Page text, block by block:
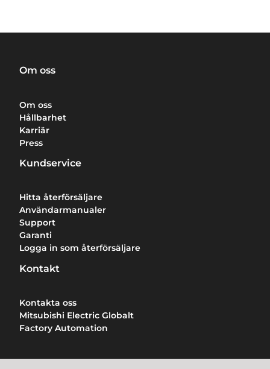
Om oss
Om oss
Hållbarhet
Karriär
Press
Kundservice
Hitta återförsäljare
Användarmanualer
Support
Garanti
Logga in som återförsäljare
Kontakt
Kontakta oss
Mitsubishi Electric Globalt
Factory Automation